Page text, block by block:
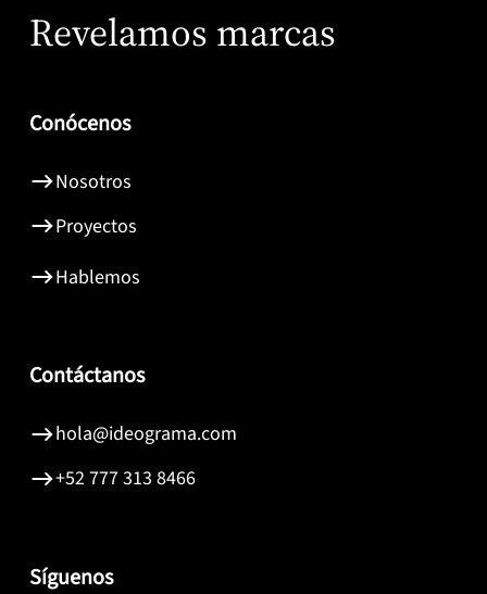
Síguenos
Contáctanos
+52 777 313 8466
hola@ideograma.com
Conócenos
Nosotros
Proyectos
Hablemos
Revelamos marcas